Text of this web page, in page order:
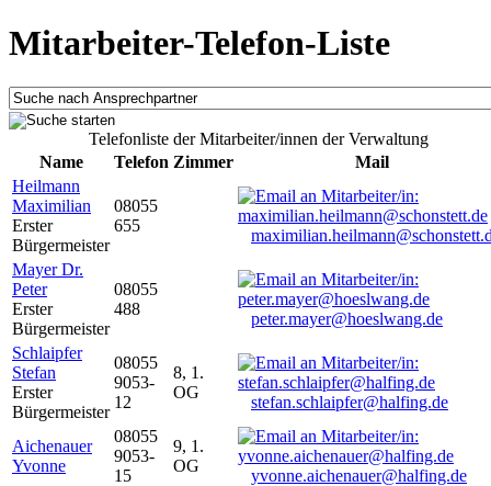
Mitarbeiter-Telefon-Liste
Telefonliste der Mitarbeiter/innen der Verwaltung
Name
Telefon Zimmer
Mail
Heilmann
Maximilian
Erster
Bürgermeister
08055
655
Mayer Dr.
Peter
Erster
Bürgermeister
08055
488
peter.mayer@hoeslwang.de
Schlaipfer
Stefan
Erster
Bürgermeister
08055
9053-
12
8, 1.
OG
stefan.schlaipfer@halfing.de
Aichenauer
Yvonne
08055
9053-
15
9, 1.
OG
yvonne.aichenauer@halfing.de